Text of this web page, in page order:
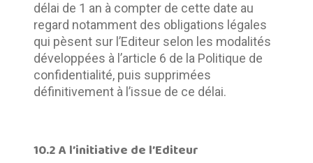
délai de 1 an à compter de cette date au
regard notamment des obligations légales
qui pèsent sur l’Editeur selon les modalités
développées à l’article 6 de la Politique de
confidentialité, puis supprimées
définitivement à l’issue de ce délai.
10.2 A l’initiative de l’Editeur